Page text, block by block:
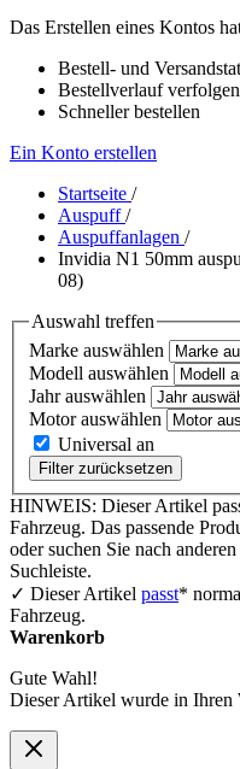
Das Erstellen eines Kontos
Bestell- und
Bestellverlauf verfolgen
Schneller bestellen
Ein Konto erstellen
Startseite /
Auspuff/
Auspuffanlagen /
Invidia N1 50mm
08)
Auswahl treffen
Marke auswählen
Modell auswählen
Jahr auswählen
Motor auswählen
Universal an
Filter zurücksetzen
HINWEIS: Dieser Artikel
Fahrzeug. Das passende
oder suchen Sie nach
Suchleiste.
✓ Dieser Artikel passt*
Fahrzeug.
Warenkorb
Gute Wahl!
Dieser Artikel wurde in Ihren